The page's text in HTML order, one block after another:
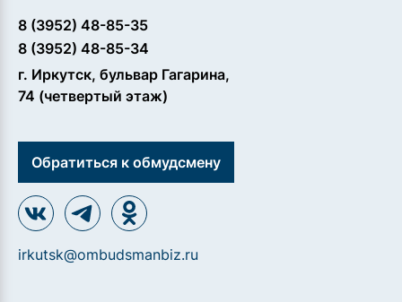
8 (3952) 48-85-35
8 (3952) 48-85-34
г. Иркутск, бульвар Гагарина,
74 (четвертый этаж)
Обратиться к обмудсмену
irkutsk@ombudsmanbiz.ru